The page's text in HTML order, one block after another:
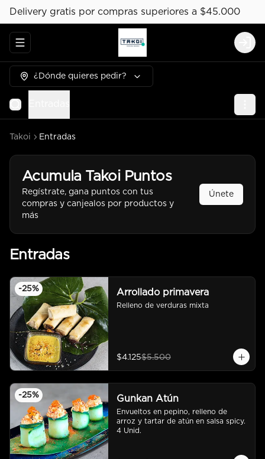
Delivery gratis por compras superiores a $45.000
Abrir menu de navegación
¿Dónde quieres pedir?
Takoi Entradas
Acumula Takoi Puntos
Regístrate, gana puntos con tus
compras y canjealos por productos y
más
Únete
Entradas
-25% Arrollado primavera
Relleno de verduras mixta
$4.125$5.500
-25% Gunkan Atún
Envueltos en pepino, relleno de
arroz y tartar de atún en salsa spicy.
4 Unid.